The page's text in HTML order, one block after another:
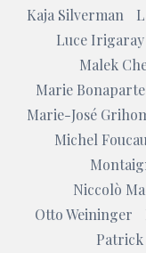
Kaja Silverman
Luce Irigaray
Malek
Marie Bonaparte
Marie-José
Michel
Niccolò
Otto Weininger